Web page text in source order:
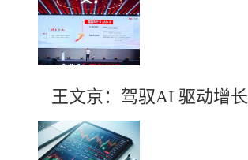
王文京：驾驭AI 驱动增长